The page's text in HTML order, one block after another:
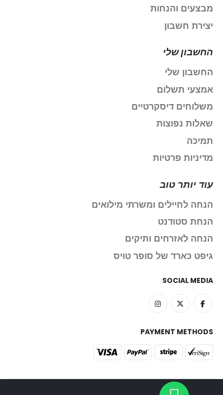
מבצעים והנחות
יצירת חשבון
החשבון שלי
החשבון שלי
אמצעי תשלום
משלוחים דיסקרטיים
שאלות נפוצות
תמיכה
מדיניות פרטיות
עוד יותר טוב
הנחה לחיילים ומשרתי מילואים
הנחת סטודנט
הנחה לאזרחים ותיקים
גיפט כארד של סופר טויס
SOCIAL MEDIA
PAYMENT METHODS